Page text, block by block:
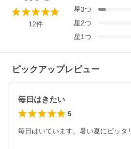
12件
星3つ
星2つ
星1つ
ピックアップレビュー
毎日はきたい
5
毎日はいています。暑い夏にピッタ